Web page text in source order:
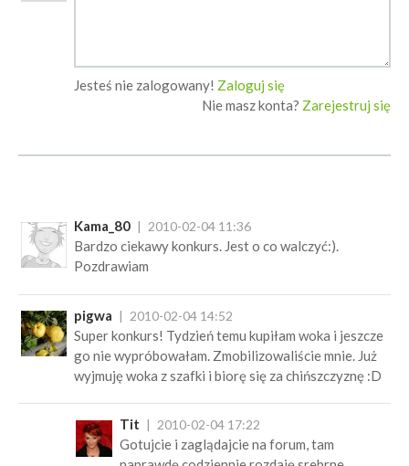
Jesteś nie zalogowany! Zaloguj się
Nie masz konta? Zarejestruj się
Kama_80 2010-02-04 11:36
Bardzo ciekawy konkurs. Jest o co walczyć:).
Pozdrawiam
pigwa 2010-02-04 14:52
Super konkurs! Tydzień temu kupiłam woka i jeszcze
go nie wypróbowałam. Zmobilizowaliście mnie. Już
wyjmuję woka z szafki i biorę się za chińszczyznę :D
Tit 2010-02-04 17:22
Gotujcie i zaglądajcie na forum, tam